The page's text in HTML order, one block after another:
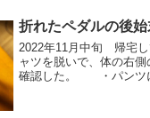
折れたペダルの後始
2022年11月中旬 帰宅し
ャツを脱いで、体の右
確認した。 ・パンツ